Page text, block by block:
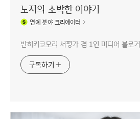
노지의 소박한 이야기
연예분야 크리에이터
반히키코모리 서평가 겸 1인 미디어 블로거
구독하기